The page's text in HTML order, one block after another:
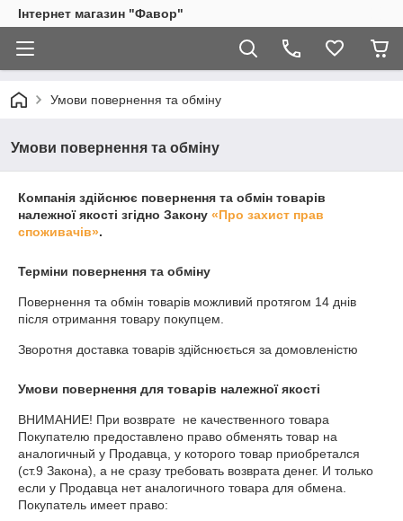
Інтернет магазин "Фавор"
Умови повернення та обміну
Умови повернення та обміну
Компанія здійснює повернення та обмін товарів
належної якості згідно Закону «Про захист прав
споживачів».
Терміни повернення та обміну
Повернення та обмін товарів можливий протягом 14 днів
після отримання товару покупцем.
Зворотня доставка товарів здійснюється за домовленістю
Умови повернення для товарів належної якості
ВНИМАНИЕ! При возврате  не качественного товара
Покупателю предоставлено право обменять товар на
аналогичный у Продавца, у которого товар приобретался
(ст.9 Закона), а не сразу требовать возврата денег. И только
если у Продавца нет аналогичного товара для обмена.
Покупатель имеет право: